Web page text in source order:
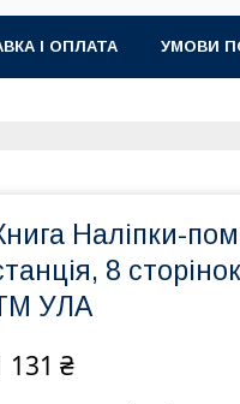
І ОПЛАТА УМОВИ
Наліпки-
8
УЛА
131 ₴